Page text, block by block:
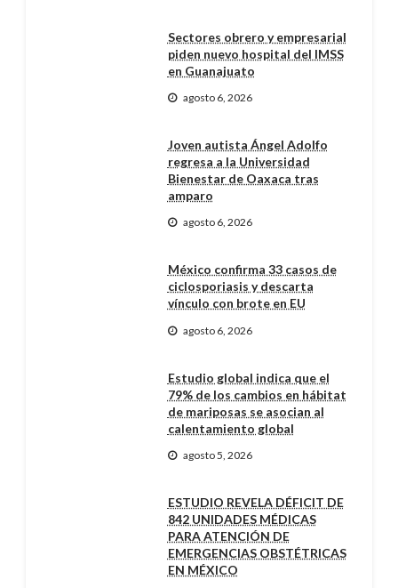
Sectores obrero y empresarial
piden nuevo hospital del IMSS
en Guanajuato
agosto 6, 2026
Joven autista Ángel Adolfo
regresa a la Universidad
Bienestar de Oaxaca tras
amparo
agosto 6, 2026
México confirma 33 casos de
ciclosporiasis y descarta
vínculo con brote en EU
agosto 6, 2026
Estudio global indica que el
79% de los cambios en hábitat
de mariposas se asocian al
calentamiento global
agosto 5, 2026
ESTUDIO REVELA DÉFICIT DE
842 UNIDADES MÉDICAS
PARA ATENCIÓN DE
EMERGENCIAS OBSTÉTRICAS
EN MÉXICO